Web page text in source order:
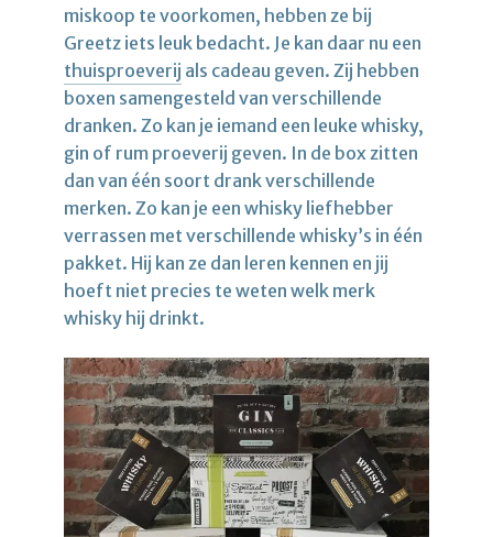
miskoop te voorkomen, hebben ze bij
Greetz iets leuk bedacht. Je kan daar nu een
thuisproeverij als cadeau geven. Zij hebben
boxen samengesteld van verschillende
dranken. Zo kan je iemand een leuke whisky,
gin of rum proeverij geven. In de box zitten
dan van één soort drank verschillende
merken. Zo kan je een whisky liefhebber
verrassen met verschillende whisky’s in één
pakket. Hij kan ze dan leren kennen en jij
hoeft niet precies te weten welk merk
whisky hij drinkt.